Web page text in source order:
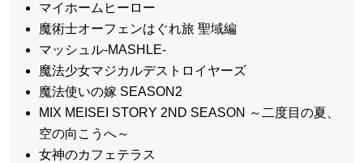
マイホームヒーロー
魔術士オーフェンはぐれ旅 聖域編
マッシュル-MASHLE-
魔法少女マジカルデストロイヤーズ
魔法使いの嫁 SEASON2
MIX MEISEI STORY 2ND SEASON ～二度目の夏、
空の向こうへ～
女神のカフェテラス